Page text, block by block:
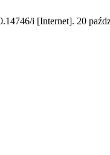
i [Internet]. 20